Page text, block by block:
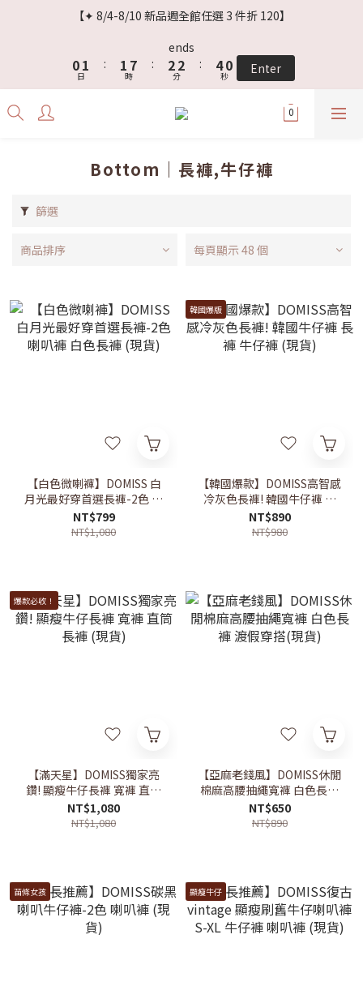
【✦ 8/4-8/10 新品週全館任選 3 件折 120】
ends
0
4
1
0
日
:
4
3
1
0
7
6
1
時
:
5
3
2
1
5
3
2
1
分
:
6
3
2
9
8
3
秒 Enter
Bottom｜長褲,牛仔褲
篩選
商品排序 每頁顯示 48 個
【白色微喇褲】DOMISS 白
月光最好穿首選長褲-2色 喇
叭褲 白色長褲 (現貨)
NT$799
NT$1,080
韓國爆版
【韓國爆款】DOMISS高智感
冷灰色長褲! 韓國牛仔褲 長
褲 牛仔褲 (現貨)
NT$890
NT$980
爆款必收！
【滿天星】DOMISS獨家亮
鑽! 顯瘦牛仔長褲 寬褲 直筒
長褲 (現貨)
NT$1,080
NT$1,080
【亞麻老錢風】DOMISS休閒
棉麻高腰抽繩寬褲 白色長褲
渡假穿搭(現貨)
NT$650
NT$890
苗條女孩 顯瘦牛仔